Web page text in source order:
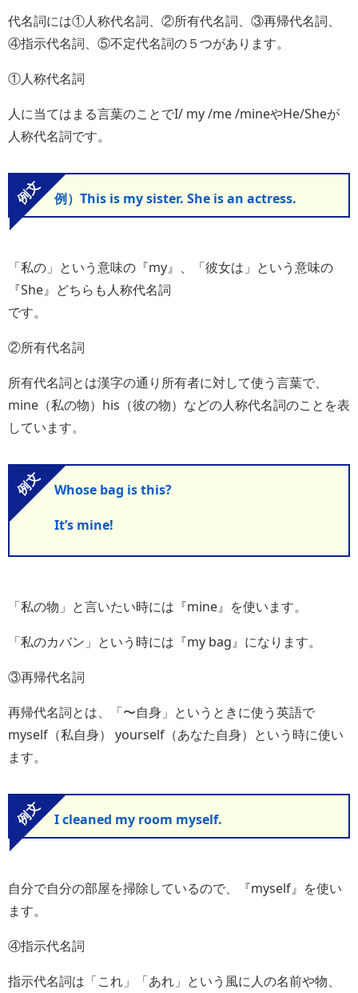
代名詞には①人称代名詞、②所有代名詞、③再帰代名詞、
④指示代名詞、⑤不定代名詞の５つがあります。
①人称代名詞
人に当てはまる言葉のことでI/ my /me /mineやHe/Sheが
人称代名詞です。
例）This is my sister. She is an actress.
「私の」という意味の『my』、「彼女は」という意味の
『She』どちらも人称代名詞
です。
②所有代名詞
所有代名詞とは漢字の通り所有者に対して使う言葉で、
mine（私の物）his（彼の物）などの人称代名詞のことを表
しています。
Whose bag is this?
It’s mine!
「私の物」と言いたい時には『mine』を使います。
「私のカバン」という時には『my bag』になります。
③再帰代名詞
再帰代名詞とは、「〜自身」というときに使う英語で
myself（私自身） yourself（あなた自身）という時に使い
ます。
I cleaned my room myself.
自分で自分の部屋を掃除しているので、『myself』を使い
ます。
④指示代名詞
指示代名詞は「これ」「あれ」という風に人の名前や物、